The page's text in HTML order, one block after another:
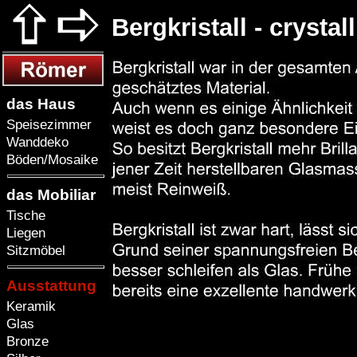
das Haus
Speisezimmer
Wanddeko
Böden/Mosaike
das Mobiliar
Tische
Liegen
Sitzmöbel
Ausstattung
Keramik
Glas
Bronze
Bergkristall -